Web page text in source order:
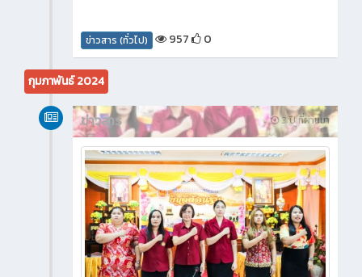
ข่าวสาร (ทั่วไป) 957 0
กุมภาพันธ์ 2024
3 ปี ที่ผ่านมา
ข่าวสาร